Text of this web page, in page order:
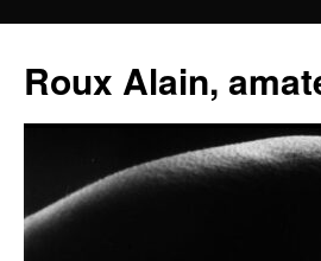
contenu
Roux Alain,